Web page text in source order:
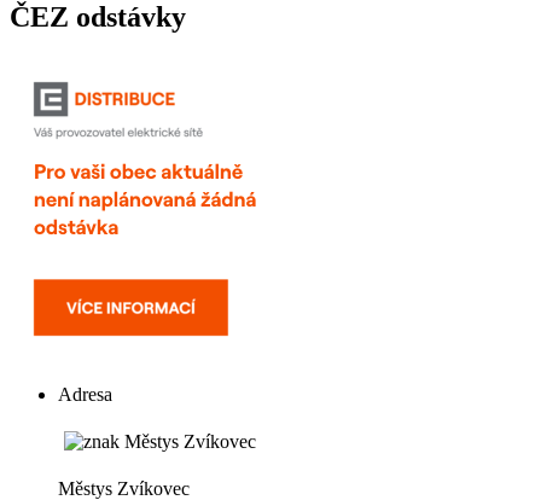
ČEZ odstávky
Adresa
Městys Zvíkovec